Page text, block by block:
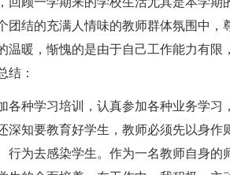
团结的充满人情味的教师群体氛围中
温暖，惭愧的是由于自己工作能力有
结：
各种学习培训，认真参加各种业务学
深知要教育好学生，教师必须先以身
行为去感染学生。作为一名教师自身